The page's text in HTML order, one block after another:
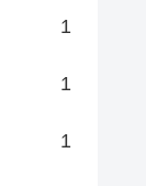
1
1
1